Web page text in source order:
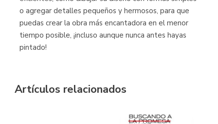
o agregar detalles pequeños y hermosos, para que
puedas crear la obra más encantadora en el menor
tiempo posible, ¡incluso aunque nunca antes hayas
pintado!
Artículos relacionados